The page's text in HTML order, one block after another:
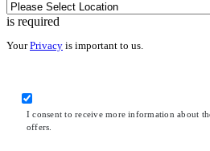
is required
YourPrivacy is important to us.
I consent to receive more information about
offers.